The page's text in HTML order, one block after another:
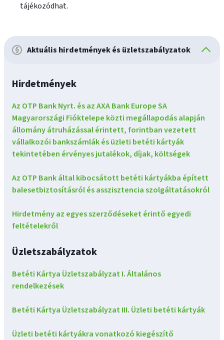
tájékozódhat.
Aktuális hirdetmények és üzletszabályzatok
Hirdetmények
Az OTP Bank Nyrt. és az AXA Bank Europe SA
Magyarországi Fióktelepe közti megállapodás alapján
állomány átruházással érintett, forintban vezetett
vállalkozói bankszámlák és üzleti betéti kártyák
tekintetében érvényes jutalékok, díjak, költségek
Az OTP Bank által kibocsátott betéti kártyákba épített
balesetbiztosításról és asszisztencia szolgáltatásokról
Hirdetmény az egyes szerződéseket érintő egyedi
feltételekről
Üzletszabályzatok
Betéti Kártya Üzletszabályzat I. Általános
rendelkezések
Betéti Kártya Üzletszabályzat III. Üzleti betéti kártyák
Üzleti betéti kártyákra vonatkozó kiegészítő